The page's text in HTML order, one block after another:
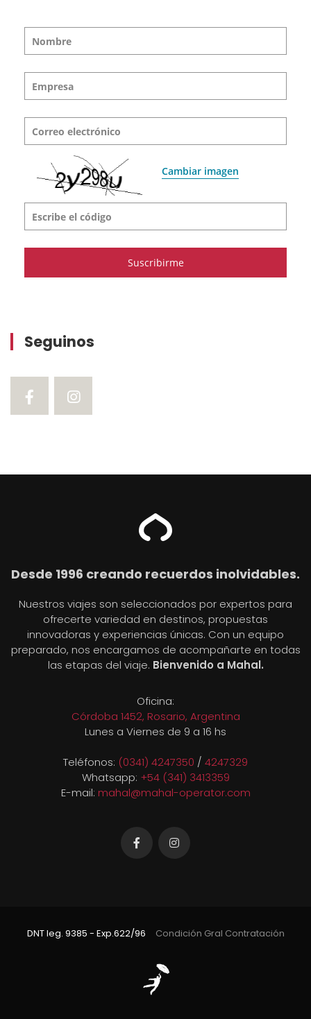
Nombre
Empresa
Correo electrónico
Cambiar imagen
Escribe el código
Seguinos
Desde 1996 creando recuerdos inolvidables.
Nuestros viajes son seleccionados por expertos para
ofrecerte variedad en destinos, propuestas
innovadoras y experiencias únicas. Con un equipo
preparado, nos encargamos de acompañarte en todas
las etapas del viaje. Bienvenido a Mahal.
Oficina:
Córdoba 1452, Rosario, Argentina
Lunes a Viernes de 9 a 16 hs
Teléfonos: (0341) 4247350 / 4247329
Whatsapp: +54 (341) 3413359
E-mail: mahal@mahal-operator.com
DNT leg. 9385 - Exp.622/96 Condición Gral Contratación